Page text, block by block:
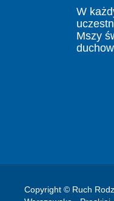
W
Mszy
Copyright © Ruch